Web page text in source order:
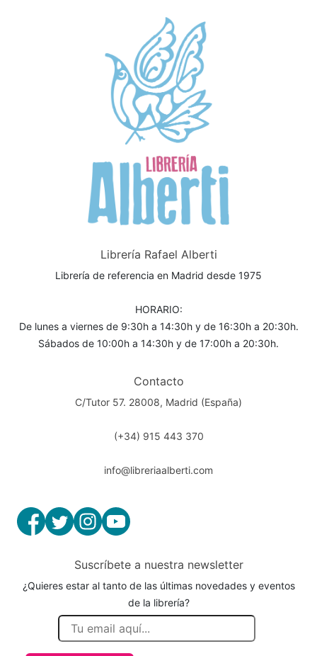
Librería Rafael Alberti
Librería de referencia en Madrid desde 1975
HORARIO:
De lunes a viernes de 9:30h a 14:30h y de 16:30h a 20:30h.
Sábados de 10:00h a 14:30h y de 17:00h a 20:30h.
Contacto
C/Tutor 57. 28008, Madrid (España)
(+34) 915 443 370
info@libreriaalberti.com
Suscríbete a nuestra newsletter
¿Quieres estar al tanto de las últimas novedades y eventos
de la librería?